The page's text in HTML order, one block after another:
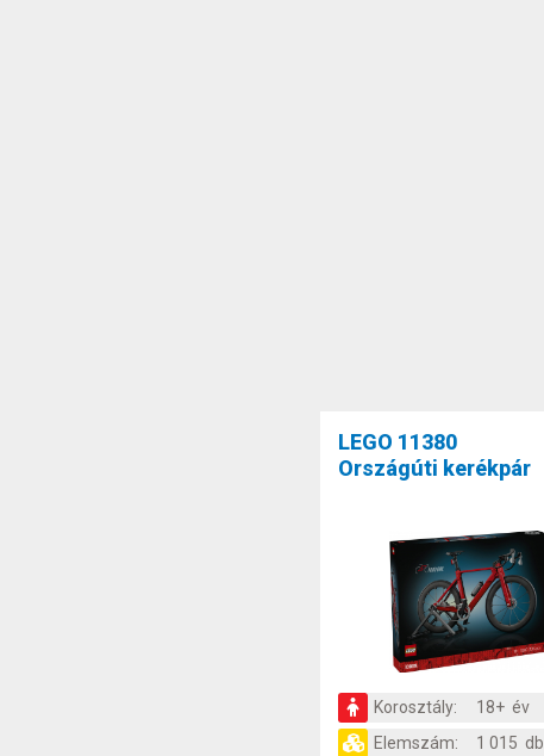
LEGO 11380
Országúti kerékpár
Korosztály:
18+ év
Elemszám:
1 015 db